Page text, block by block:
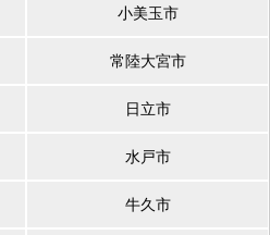
小美玉市
常陸大宮市
日立市
水戸市
牛久市